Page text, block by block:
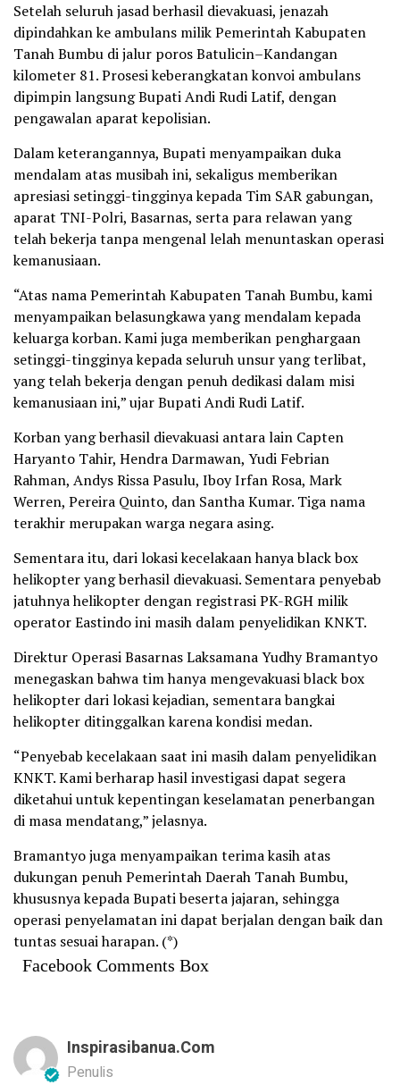
Setelah seluruh jasad berhasil dievakuasi, jenazah
dipindahkan ke ambulans milik Pemerintah Kabupaten
Tanah Bumbu di jalur poros Batulicin–Kandangan
kilometer 81. Prosesi keberangkatan konvoi ambulans
dipimpin langsung Bupati Andi Rudi Latif, dengan
pengawalan aparat kepolisian.
Dalam keterangannya, Bupati menyampaikan duka
mendalam atas musibah ini, sekaligus memberikan
apresiasi setinggi-tingginya kepada Tim SAR gabungan,
aparat TNI-Polri, Basarnas, serta para relawan yang
telah bekerja tanpa mengenal lelah menuntaskan operasi
kemanusiaan.
“Atas nama Pemerintah Kabupaten Tanah Bumbu, kami
menyampaikan belasungkawa yang mendalam kepada
keluarga korban. Kami juga memberikan penghargaan
setinggi-tingginya kepada seluruh unsur yang terlibat,
yang telah bekerja dengan penuh dedikasi dalam misi
kemanusiaan ini,” ujar Bupati Andi Rudi Latif.
Korban yang berhasil dievakuasi antara lain Capten
Haryanto Tahir, Hendra Darmawan, Yudi Febrian
Rahman, Andys Rissa Pasulu, Iboy Irfan Rosa, Mark
Werren, Pereira Quinto, dan Santha Kumar. Tiga nama
terakhir merupakan warga negara asing.
Sementara itu, dari lokasi kecelakaan hanya black box
helikopter yang berhasil dievakuasi. Sementara penyebab
jatuhnya helikopter dengan registrasi PK-RGH milik
operator Eastindo ini masih dalam penyelidikan KNKT.
Direktur Operasi Basarnas Laksamana Yudhy Bramantyo
menegaskan bahwa tim hanya mengevakuasi black box
helikopter dari lokasi kejadian, sementara bangkai
helikopter ditinggalkan karena kondisi medan.
“Penyebab kecelakaan saat ini masih dalam penyelidikan
KNKT. Kami berharap hasil investigasi dapat segera
diketahui untuk kepentingan keselamatan penerbangan
di masa mendatang,” jelasnya.
Bramantyo juga menyampaikan terima kasih atas
dukungan penuh Pemerintah Daerah Tanah Bumbu,
khususnya kepada Bupati beserta jajaran, sehingga
operasi penyelamatan ini dapat berjalan dengan baik dan
tuntas sesuai harapan. (*)
Facebook Comments Box
Inspirasibanua.com
Penulis